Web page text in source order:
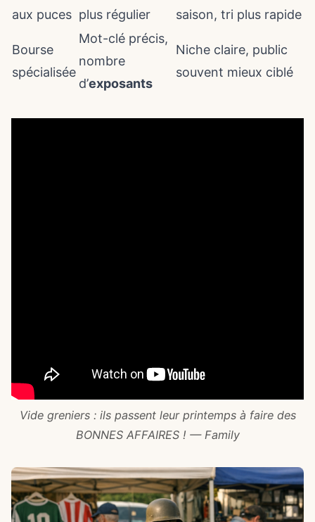
aux puces plus régulier
saison, tri plus rapide
Bourse
spécialisée
Mot-clé précis,
nombre
d’exposants
Niche claire, public
souvent mieux ciblé
Vide greniers : ils passent leur printemps à faire des
BONNES AFFAIRES ! — Family